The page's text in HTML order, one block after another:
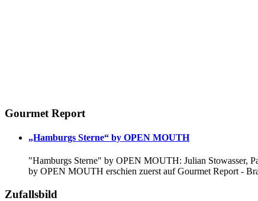
Gourmet Report
„Hamburgs Sterne“ by OPEN MOUTH
"Hamburgs Sterne" by OPEN MOUTH: Julian Stowasser,
by OPEN MOUTH erschien zuerst auf Gourmet Report -
Zufallsbild